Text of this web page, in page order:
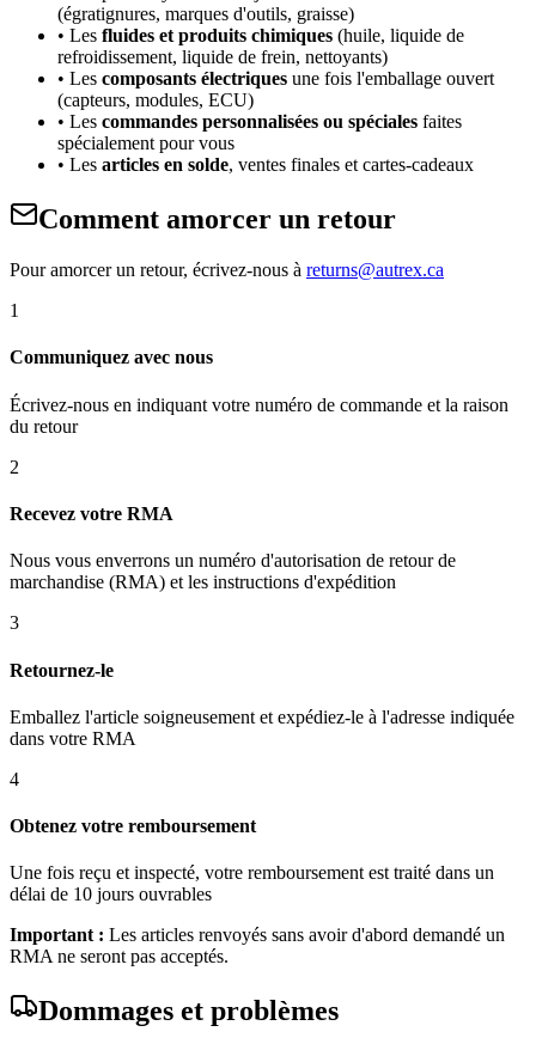
(égratignures, marques d'outils, graisse)
• Les fluides et produits chimiques (huile, liquide de
refroidissement, liquide de frein, nettoyants)
• Les composants électriques une fois l'emballage ouvert
(capteurs, modules, ECU)
• Les commandes personnalisées ou spéciales faites
spécialement pour vous
• Les articles en solde, ventes finales et cartes-cadeaux
Comment amorcer un retour
Pour amorcer un retour, écrivez-nous à returns@autrex.ca
1
Communiquez avec nous
Écrivez-nous en indiquant votre numéro de commande et la raison
du retour
2
Recevez votre RMA
Nous vous enverrons un numéro d'autorisation de retour de
marchandise (RMA) et les instructions d'expédition
3
Retournez-le
Emballez l'article soigneusement et expédiez-le à l'adresse indiquée
dans votre RMA
4
Obtenez votre remboursement
Une fois reçu et inspecté, votre remboursement est traité dans un
délai de 10 jours ouvrables
Important : Les articles renvoyés sans avoir d'abord demandé un
RMA ne seront pas acceptés.
Dommages et problèmes